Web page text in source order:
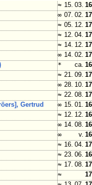
≈ 15. 03.
∞ 07. 02.
≈ 05. 12.
≈ 12. 04.
≈ 14. 12.
∞ 14. 02.
* ca.
≈ 21. 09.
∞ 28. 10.
≈ 22. 08.
Gertrud ∞ 15. 01.
≈ 12. 12.
∞ 14. 08.
∞ v.
≈ 16. 04.
≈ 23. 06.
≈ 17. 08.
≈